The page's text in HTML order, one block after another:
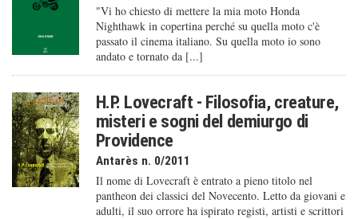
"Vi ho chiesto di mettere la mia moto Honda
Nighthawk in copertina perché su quella moto c'è
passato il cinema italiano. Su quella moto io sono
andato e tornato da [...]
H.P. Lovecraft - Filosofia, creature,
misteri e sogni del demiurgo di
Providence
Antarès n. 0/2011
Il nome di Lovecraft è entrato a pieno titolo nel
pantheon dei classici del Novecento. Letto da giovani e
adulti, il suo orrore ha ispirato registi, artisti e scrittori